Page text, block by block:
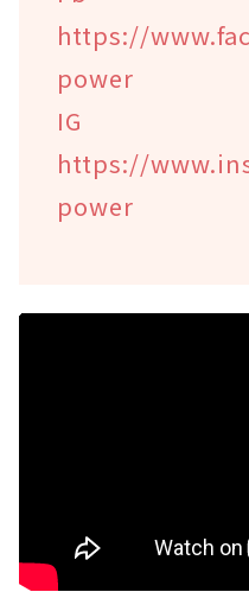
https://
power
https://
power